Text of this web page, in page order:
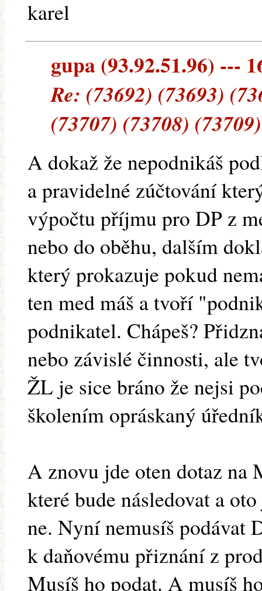
karel
gupa (93.92.51.96) ---
Re: (73692) (73693)
(73707) (73708) (73709)
A dokaž že nepodnikáš
a pravidelné zúčtování
výpočtu příjmu pro DP z
nebo do oběhu, dalším
který prokazuje pokud
ten med máš a tvoří
podnikatel. Chápeš?
nebo závislé činnosti, ale
ŽL je sice bráno že nejsi
školením opráskaný
A znovu jde oten dotaz na
které bude následovat a
ne. Nyní nemusíš podávat
k daňovému přiznání z
Musíš ho podat. A musíš